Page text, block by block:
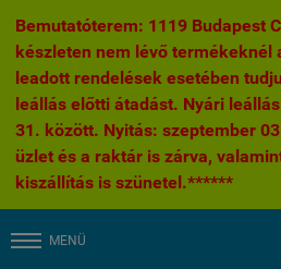
Bemutatóterem: 1119 Budapest
készleten nem lévő termékeknél
leadott rendelések esetében
leállás előtti átadást. Nyári
31. között. Nyitás: szeptember
üzlet és a raktár is zárva,
kiszállítás is szünetel.******
MENÜ